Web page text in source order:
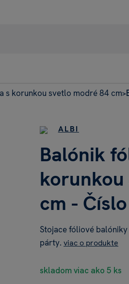
95% recenzie
s korunkou svetlo modré 84 cm>
ALBI
Balónik
cm -
Stojace fóliové
párty. viac o produkte
skladom viac ako 5 ks